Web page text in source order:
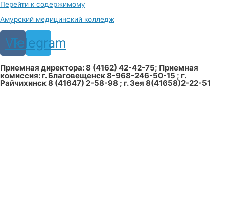
Перейти к содержимому
Амурский медицинский колледж
Vk
Telegram
Приемная директора: 8 (4162) 42-42-75; Приемная
комиссия: г. Благовещенск 8-968-246-50-15 ; г.
Райчихинск 8 (41647) 2-58-98 ; г. Зея 8(41658)2-22-51